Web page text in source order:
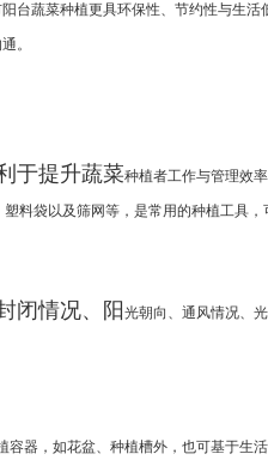
台蔬菜种植更具环保性、 节约性与生活
。
于提升蔬菜种植者工作与管理效
料袋以及筛网等，是常用的种植工具，
闭情况、阳 光朝向、通风情况、
容器，如花盆、种植槽外，也可基于生